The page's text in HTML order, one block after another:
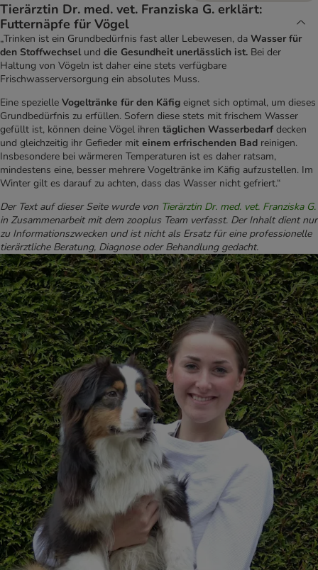
Tierärztin Dr. med. vet. Franziska G. erklärt:
Futternäpfe für Vögel
„Trinken ist ein Grundbedürfnis fast aller Lebewesen, da Wasser für
den Stoffwechsel und die Gesundheit unerlässlich ist. Bei der
Haltung von Vögeln ist daher eine stets verfügbare
Frischwasserversorgung ein absolutes Muss.
Eine spezielle Vogeltränke für den Käfig eignet sich optimal, um dieses
Grundbedürfnis zu erfüllen. Sofern diese stets mit frischem Wasser
gefüllt ist, können deine Vögel ihren täglichen Wasserbedarfdecken
und gleichzeitig ihr Gefieder mit einem erfrischenden Bad reinigen.
Insbesondere bei wärmeren Temperaturen ist es daher ratsam,
mindestens eine, besser mehrere Vogeltränke im Käfig aufzustellen. Im
Winter gilt es darauf zu achten, dass das Wasser nicht gefriert.“
Der Text auf dieser Seite wurde von Tierärztin Dr. med. vet. Franziska G.
in Zusammenarbeit mit dem zooplus Team verfasst. Der Inhalt dient nur
zu Informationszwecken und ist nicht als Ersatz für eine professionelle
tierärztliche Beratung, Diagnose oder Behandlung gedacht.